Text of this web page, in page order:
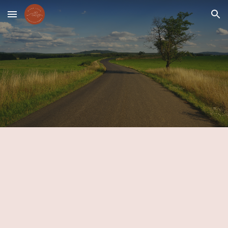
Skip to main content Skip to navigation